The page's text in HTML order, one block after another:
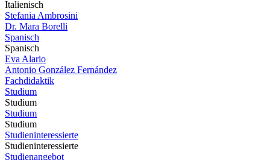
Italienisch
Stefania Ambrosini
Dr. Mara Borelli
Spanisch
Spanisch
Eva Alario
Antonio González Fernández
Fachdidaktik
Studium
Studium
Studium
Studium
Studieninteressierte
Studieninteressierte
Studienangebot